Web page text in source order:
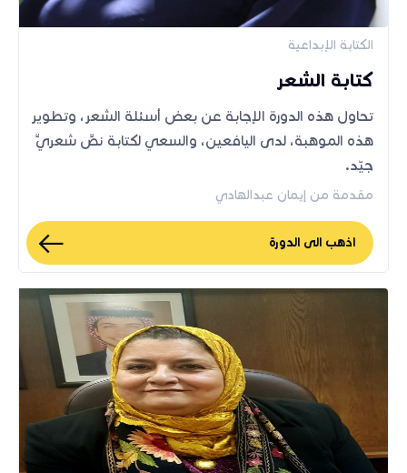
الكتابة الإبداعية
كتابة الشعر
تحاول هذه الدورة الإجابة عن بعض أسئلة الشعر، وتطوير
هذه الموهبة، لدى اليافعين، والسعي لكتابة نصٍّ شعريٍّ
جيّد.
مقدمة من إيمان عبدالهادي
اذهب الى الدورة